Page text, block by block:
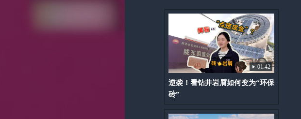
01:42
逆袭！看钻井岩屑如何变为“环保
砖”